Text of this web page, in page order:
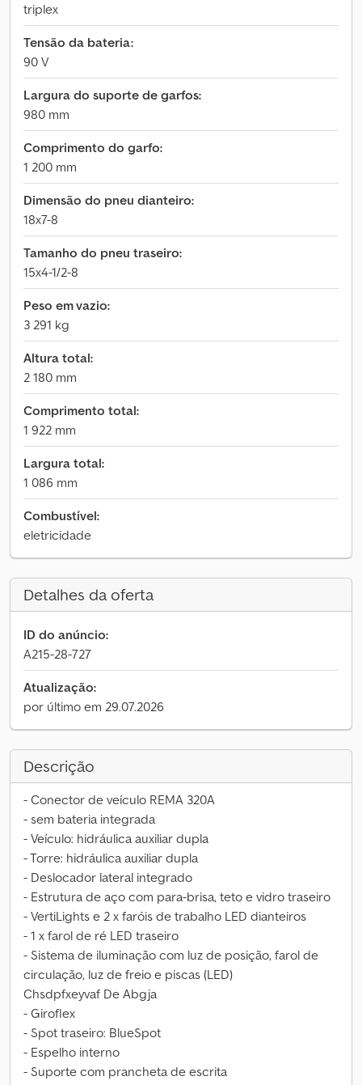
triplex
Tensão da bateria:
90 V
Largura do suporte de garfos:
980 mm
Comprimento do garfo:
1 200 mm
Dimensão do pneu dianteiro:
18x7-8
Tamanho do pneu traseiro:
15x4-1/2-8
Peso em vazio:
3 291 kg
Altura total:
2 180 mm
Comprimento total:
1 922 mm
Largura total:
1 086 mm
Combustível:
eletricidade
Detalhes da oferta
ID do anúncio:
A215-28-727
Atualização:
por último em 29.07.2026
Descrição
- Conector de veículo REMA 320A
- sem bateria integrada
- Veículo: hidráulica auxiliar dupla
- Torre: hidráulica auxiliar dupla
- Deslocador lateral integrado
- Estrutura de aço com para-brisa, teto e vidro traseiro
- VertiLights e 2 x faróis de trabalho LED dianteiros
- 1 x farol de ré LED traseiro
- Sistema de iluminação com luz de posição, farol de
circulação, luz de freio e piscas (LED)
Chsdpfxeyvaf De Abgja
- Giroflex
- Spot traseiro: BlueSpot
- Espelho interno
- Suporte com prancheta de escrita